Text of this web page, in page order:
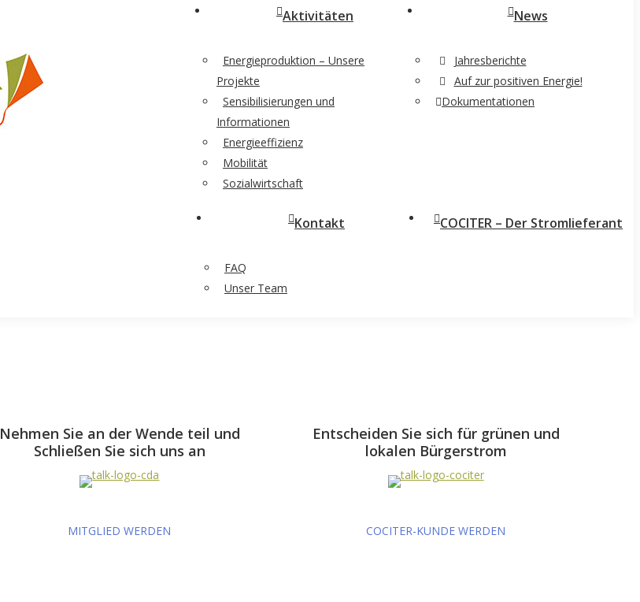
Aktivitäten
Energieproduktion – Unsere
Projekte
Sensibilisierungen und
Informationen
Energieeffizienz
Mobilität
Sozialwirtschaft
News
Jahresberichte
Auf zur positiven Energie!
Dokumentationen
Kontakt
FAQ
Unser Team
COCITER – Der Stromlieferant
Nehmen Sie an der Wende teil und
Schließen Sie sich uns an
MITGLIED WERDEN
Entscheiden Sie sich für grünen und
lokalen Bürgerstrom
COCITER-KUNDE WERDEN